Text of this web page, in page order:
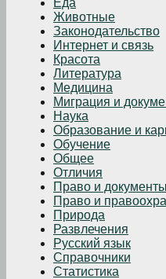
Животные
Законодательство
Интернет и связь
Красота
Литература
Медицина
Миграция и
Наука
Образование и
Обучение
Общее
Отличия
Право и документы
Право и
Природа
Развлечения
Русский язык
Справочники
Статистика